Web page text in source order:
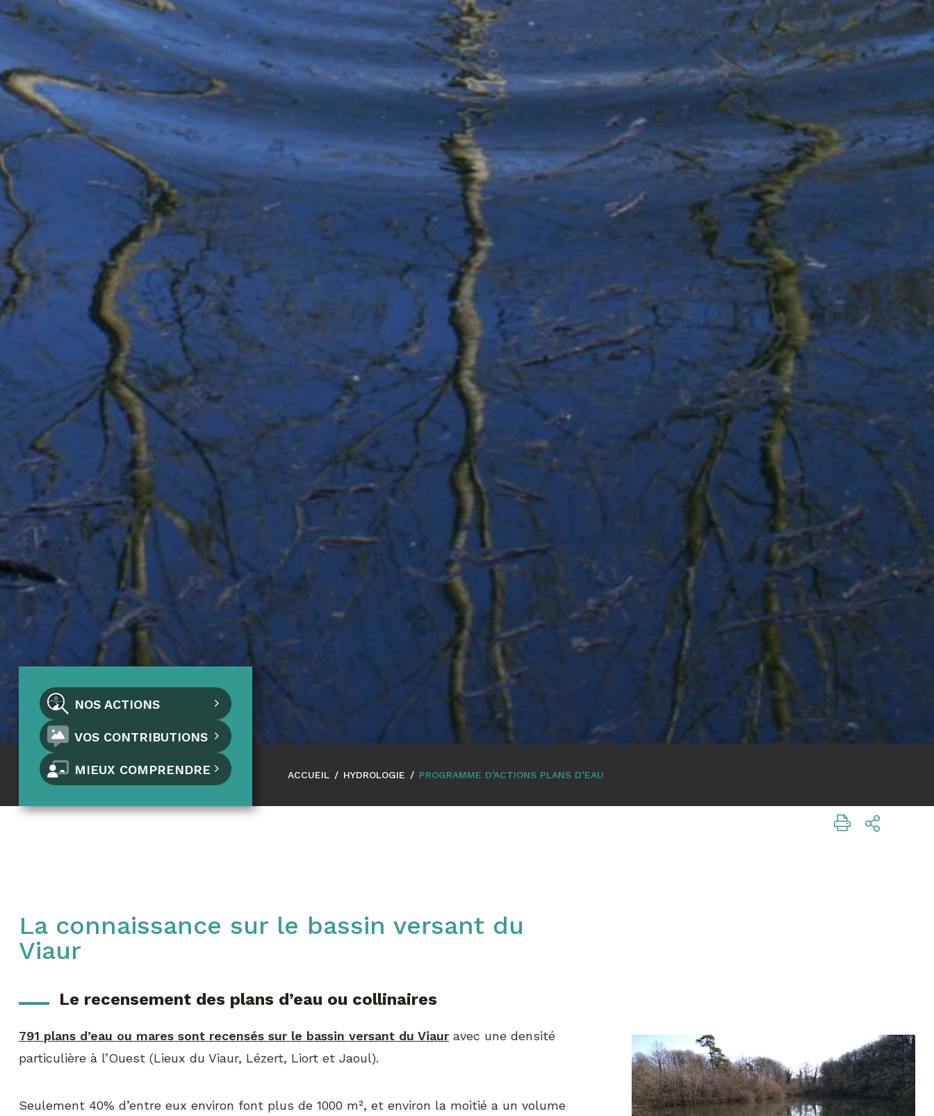
NOS ACTIONS
VOS CONTRIBUTIONS
MIEUX COMPRENDRE ACCUEIL / HYDROLOGIE / PROGRAMME D’ACTIONS PLANS D’EAU
La connaissance sur le bassin versant du
Viaur
Le recensement des plans d’eau ou collinaires
791 plans d’eau ou mares sont recensés sur le bassin versant du Viaur avec une densité
particulière à l’Ouest (Lieux du Viaur, Lézert, Liort et Jaoul).
Seulement 40% d’entre eux environ font plus de 1000 m², et environ la moitié a un volume